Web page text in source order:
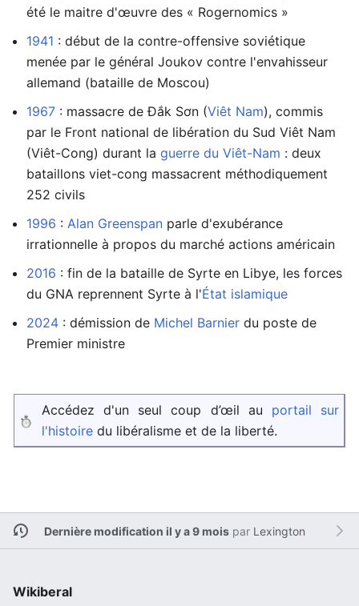
été le maitre d'œuvre des « Rogernomics »
1941 : début de la contre-offensive soviétique
menée par le général Joukov contre l'envahisseur
allemand (bataille de Moscou)
1967 : massacre de Đắk Sơn (Viêt Nam), commis
par le Front national de libération du Sud Viêt Nam
(Viêt-Cong) durant la guerre du Viêt-Nam : deux
bataillons viet-cong massacrent méthodiquement
252 civils
1996 : Alan Greenspan parle d'exubérance
irrationnelle à propos du marché actions américain
2016 : fin de la bataille de Syrte en Libye, les forces
du GNA reprennent Syrte à l'État islamique
2024 : démission de Michel Barnier du poste de
Premier ministre
Accédez d'un seul coup d’œil au portail sur
l'histoire du libéralisme et de la liberté.
Dernière modification il y a 9 moispar Lexington
Wikiberal